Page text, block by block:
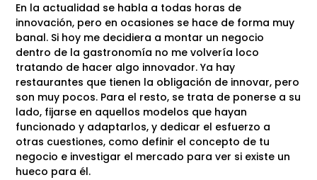
En la actualidad se habla a todas horas de
innovación, pero en ocasiones se hace de forma muy
banal. Si hoy me decidiera a montar un negocio
dentro de la gastronomía no me volvería loco
tratando de hacer algo innovador. Ya hay
restaurantes que tienen la obligación de innovar, pero
son muy pocos. Para el resto, se trata de ponerse a su
lado, fijarse en aquellos modelos que hayan
funcionado y adaptarlos, y dedicar el esfuerzo a
otras cuestiones, como definir el concepto de tu
negocio e investigar el mercado para ver si existe un
hueco para él.